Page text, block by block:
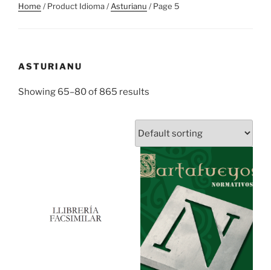
Home / Product Idioma /Asturianu / Page 5
ASTURIANU
Showing 65–80 of 865 results